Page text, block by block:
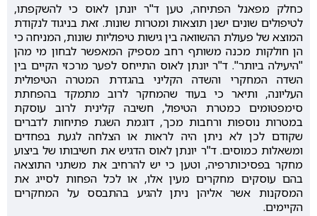
כחלק מפאנל הפתיחה, טען ד"ר יונתן לאוס כי להשקפתו,
לטיפולים שונים ישנן תוצאות ומטרות שונות. זאת בניגוד לנקודת
המוצא של פעולת ההשוואה בין גישות טיפוליות שונות, המניחה כי
הן חולקות מכנה משותף רחב מספיק המאפשר לבחון מי מהן
"היעילה ביותר". ד"ר יונתן לאוס התייחס לפער מרכזי הקיים בין
השדה המחקרי והשדה הקליני בהגדרת המטרה הטיפולית
העליונה, ותיאר כי בעוד שהמחקר לרוב מתמקד בהפחתת
סימפטומים כמטרת הטיפול, חשיבה קלינית לרוב עוסקת
במטרות נוספות ורחבות מכך, דוגמת השגת פתיחות לדברים
שקודם לכן לא ניתן היה לראות או הצלחה לגעת בפחדים
ומשאלות כמוסים. ד"ר יונתן לאוס הדגיש את חשיבותו של ביצוע
מחקר בפסיכותרפיה, וטען כי יש להרחיב את משתני התוצאה
בהם עוסקים מחקרים מעין אלו, או לכל הפחות לסייג את
המסקנות אשר אליהן ניתן להגיע בהתבסס על המחקרים
הקיימים.